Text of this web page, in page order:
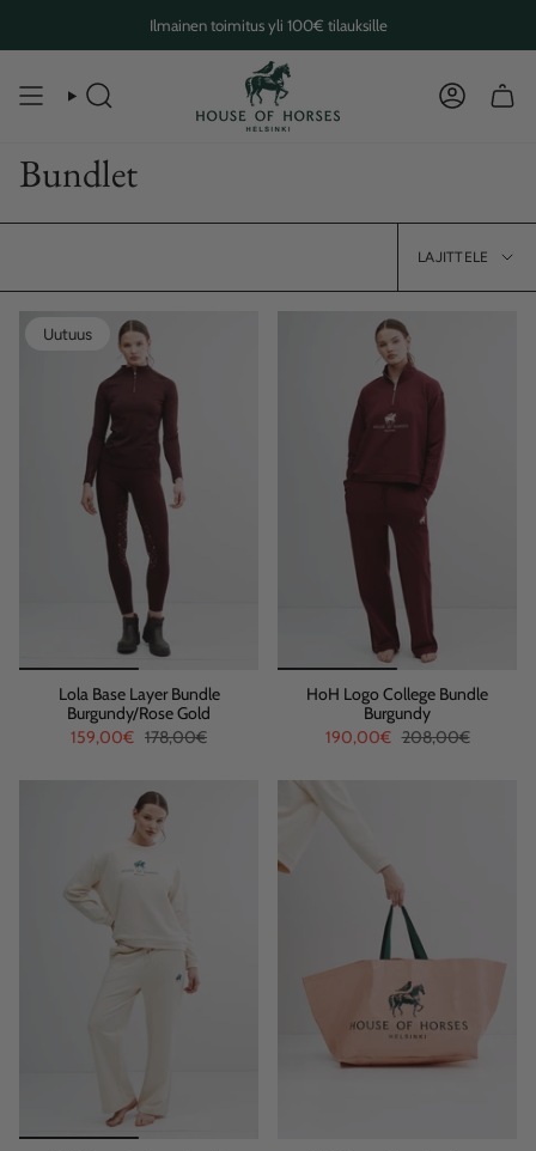
content
Ilmainen toimitus yli 100€ tilauksille
SEARCH
Bundlet
LAJITTELE
Uutuus
Lola Base Layer Bundle
Burgundy/Rose Gold
159,00€ 178,00€
HoH Logo College Bundle
Burgundy
190,00€ 208,00€